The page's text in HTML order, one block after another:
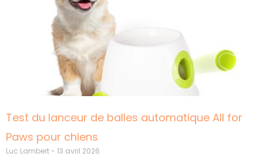
Test du lanceur de balles automatique All for
Paws pour chiens
Luc Lambert 13 avril 2026